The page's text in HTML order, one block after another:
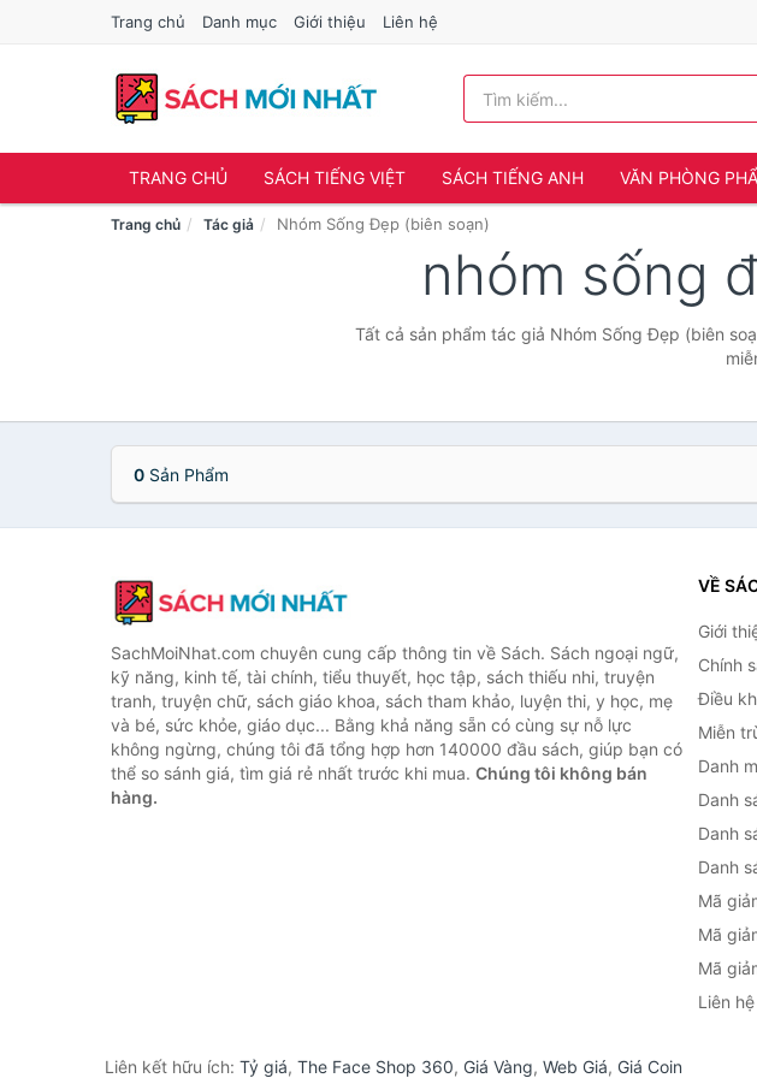
Trang chủ Danh mục Giới thiệu Liên hệ
TRANG CHỦ SÁCH TIẾNG VIỆT SÁCH TIẾNG ANH VĂN PHÒNG
Trang chủ Tác giả Nhóm Sống Đẹp (biên soạn)
nhóm sống
Tất cả sản phẩm tác giả Nhóm Sống Đẹp (biên
0 Sản Phẩm
SachMoiNhat.com chuyên cung cấp thông tin về Sách. Sách ngoại ngữ,
kỹ năng, kinh tế, tài chính, tiểu thuyết, học tập, sách thiếu nhi, truyện
tranh, truyện chữ, sách giáo khoa, sách tham khảo, luyện thi, y học, mẹ
và bé, sức khỏe, giáo dục... Bằng khả năng sẵn có cùng sự nỗ lực
không ngừng, chúng tôi đã tổng hợp hơn 140000 đầu sách, giúp bạn có
thể so sánh giá, tìm giá rẻ nhất trước khi mua. Chúng tôi không bán
hàng.
VỀ
Giới
Chính
Điều
Miễn
Danh
Danh
Danh
Danh
Mã
Mã
Mã
Liên hệ
Liên kết hữu ích: Tỷ giá, The Face Shop 360, Giá Vàng, Web Giá, Giá Coin